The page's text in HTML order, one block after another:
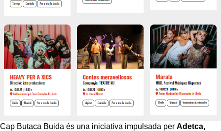
Cap Butaca Buida és una iniciativa impulsada per Adetca,